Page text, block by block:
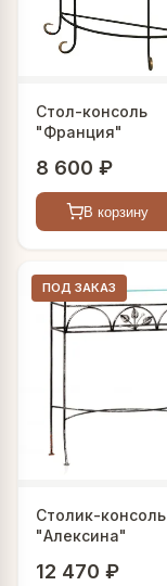
Стол-консоль
"Франция"
8 600 ₽
В корзину
ПОД ЗАКАЗ
Столик-консоль
"Алексина"
12 470 ₽